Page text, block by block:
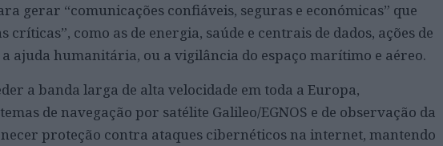
gerar “comunicações confiáveis, seguras e económicas” que
como as de energia, saúde e centrais de dados, ações de
a ajuda humanitária, ou a vigilância do espaço marítimo e aéreo.
a banda larga de alta velocidade em toda a Europa,
de navegação por satélite Galileo/EGNOS e de observação da
proteção contra ataques cibernéticos na internet, mantendo